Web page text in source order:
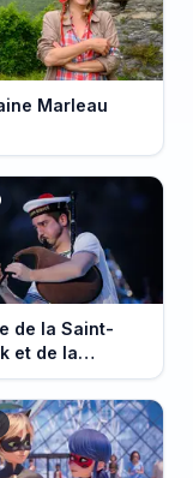
Marleau
de la Saint-
et de la